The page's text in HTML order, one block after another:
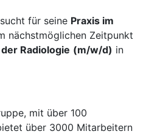
sucht für seine Praxis im
nächstmöglichen Zeitpunkt
Radiologie (m/w/d) in
mit über 100
über 3000 Mitarbeitern